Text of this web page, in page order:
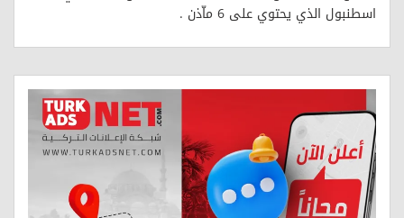
اسطنبول الذي يحتوي على 6 ماّذن .